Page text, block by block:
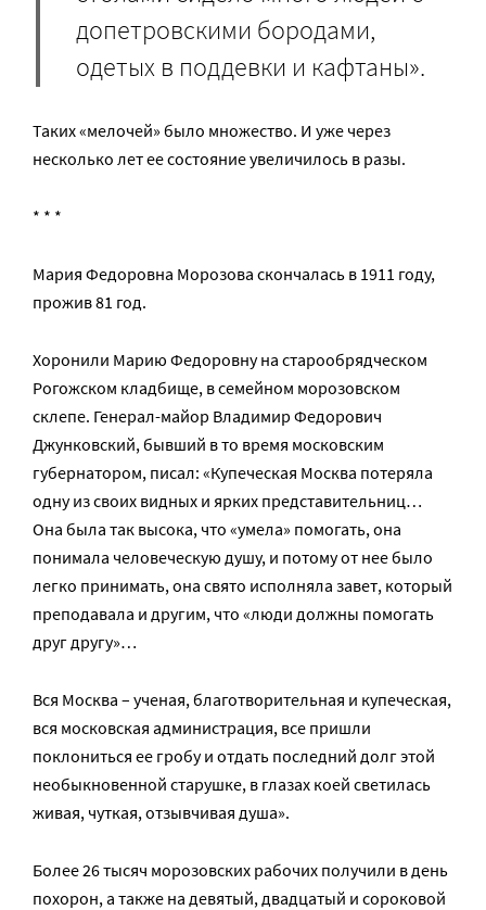
допетровскими бородами,
одетых в поддевки и кафтаны».
Таких «мелочей» было множество. И уже через
несколько лет ее состояние увеличилось в разы.
* * *
Мария Федоровна Морозова скончалась в 1911 году,
прожив 81 год.
Хоронили Марию Федоровну на старообрядческом
Рогожском кладбище, в семейном морозовском
склепе. Генерал-майор Владимир Федорович
Джунковский, бывший в то время московским
губернатором, писал: «Купеческая Москва потеряла
одну из своих видных и ярких представительниц…
Она была так высока, что «умела» помогать, она
понимала человеческую душу, и потому от нее было
легко принимать, она свято исполняла завет, который
преподавала и другим, что «люди должны помогать
друг другу»…
Вся Москва – ученая, благотворительная и купеческая,
вся московская администрация, все пришли
поклониться ее гробу и отдать последний долг этой
необыкновенной старушке, в глазах коей светилась
живая, чуткая, отзывчивая душа».
Более 26 тысяч морозовских рабочих получили в день
похорон, а также на девятый, двадцатый и сороковой